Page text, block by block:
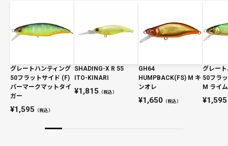
グレートハンティング
50フラットサイド (F)
パーマークマットタイ
ガー
1,595 （税込）
SHADING-X R 55
ITO-KINARI
1,815（税込）
GH64
HUMPBACK(FS) M キ
ンオレ
1,650（税込）
グレー
50フラ
M ライ
1,595